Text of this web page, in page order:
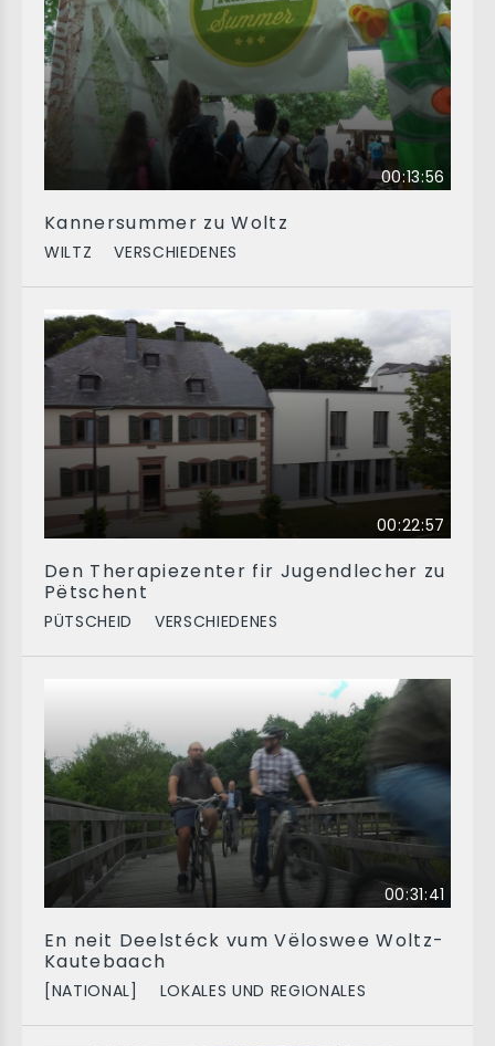
00:13:56
Kannersummer zu Woltz
WILTZ VERSCHIEDENES
00:22:57
Den Therapiezenter fir Jugendlecher zu
Pëtschent
PÜTSCHEID VERSCHIEDENES
00:31:41
En neit Deelstéck vum Vëloswee Woltz-
Kautebaach
[NATIONAL] LOKALES UND REGIONALES